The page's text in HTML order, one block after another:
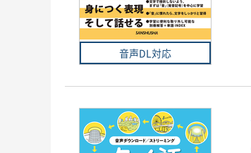
音声DL対応